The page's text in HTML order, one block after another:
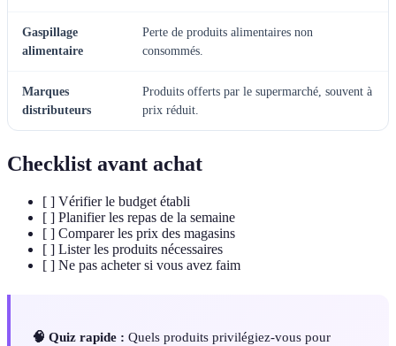
Gaspillage
alimentaire
Perte de produits alimentaires non
consommés.
Marques
distributeurs
Produits offerts par le supermarché, souvent à
prix réduit.
Checklist avant achat
[ ] Vérifier le budget établi
[ ] Planifier les repas de la semaine
[ ] Comparer les prix des magasins
[ ] Lister les produits nécessaires
[ ] Ne pas acheter si vous avez faim
🧠 Quiz rapide : Quels produits privilégiez-vous pour